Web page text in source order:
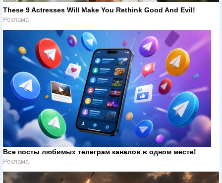
These 9 Actresses Will Make You Rethink Good And Evil!
Реклама
Все посты любимых телеграм каналов в одном месте!
Реклама